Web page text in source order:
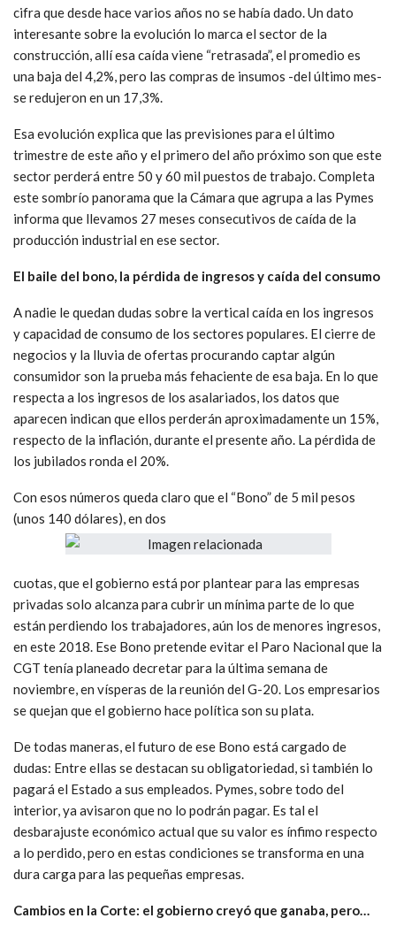
cifra que desde hace varios años no se había dado. Un dato
interesante sobre la evolución lo marca el sector de la
construcción, allí esa caída viene “retrasada”, el promedio es
una baja del 4,2%, pero las compras de insumos -del último mes-
se redujeron en un 17,3%.
Esa evolución explica que las previsiones para el último
trimestre de este año y el primero del año próximo son que este
sector perderá entre 50 y 60 mil puestos de trabajo. Completa
este sombrío panorama que la Cámara que agrupa a las Pymes
informa que llevamos 27 meses consecutivos de caída de la
producción industrial en ese sector.
El baile del bono, la pérdida de ingresos y caída del consumo
A nadie le quedan dudas sobre la vertical caída en los ingresos
y capacidad de consumo de los sectores populares. El cierre de
negocios y la lluvia de ofertas procurando captar algún
consumidor son la prueba más fehaciente de esa baja. En lo que
respecta a los ingresos de los asalariados, los datos que
aparecen indican que ellos perderán aproximadamente un 15%,
respecto de la inflación, durante el presente año. La pérdida de
los jubilados ronda el 20%.
Con esos números queda claro que el “Bono” de 5 mil pesos
(unos 140 dólares), en dos
cuotas, que el gobierno está por plantear para las empresas
privadas solo alcanza para cubrir un mínima parte de lo que
están perdiendo los trabajadores, aún los de menores ingresos,
en este 2018. Ese Bono pretende evitar el Paro Nacional que la
CGT tenía planeado decretar para la última semana de
noviembre, en vísperas de la reunión del G-20. Los empresarios
se quejan que el gobierno hace política son su plata.
De todas maneras, el futuro de ese Bono está cargado de
dudas: Entre ellas se destacan su obligatoriedad, si también lo
pagará el Estado a sus empleados. Pymes, sobre todo del
interior, ya avisaron que no lo podrán pagar. Es tal el
desbarajuste económico actual que su valor es ínfimo respecto
a lo perdido, pero en estas condiciones se transforma en una
dura carga para las pequeñas empresas.
Cambios en la Corte: el gobierno creyó que ganaba, pero…